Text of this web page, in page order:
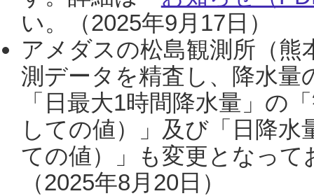
い。（2025年9月17日）
アメダスの松島観測所（熊
測データを精査し、降水
「日最大1時間降水量」の
しての値）」及び「日降
ての値）」も変更となっ
（2025年8月20日）